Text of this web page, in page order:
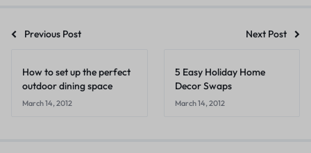
Previous Post Next Post
How to set up the perfect
outdoor dining space
March 14, 2012
5 Easy Holiday Home
Decor Swaps
March 14, 2012